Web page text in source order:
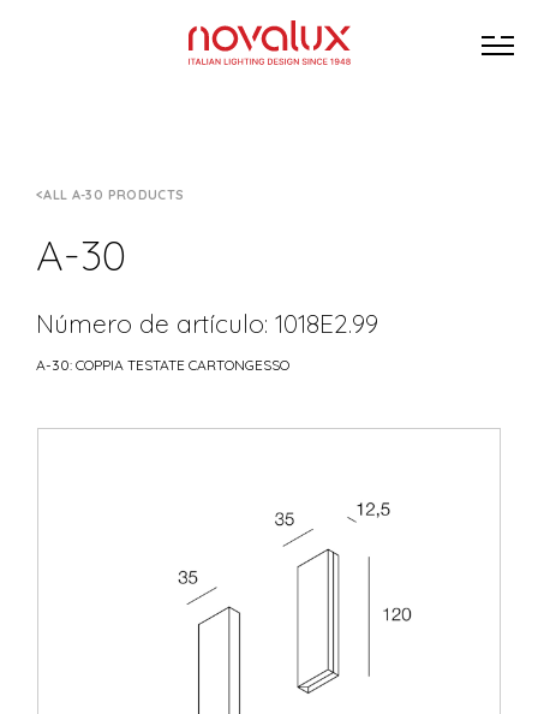
ALL A-30 PRODUCTS
A-30
Número de artículo: 1018E2.99
A-30: COPPIA TESTATE CARTONGESSO